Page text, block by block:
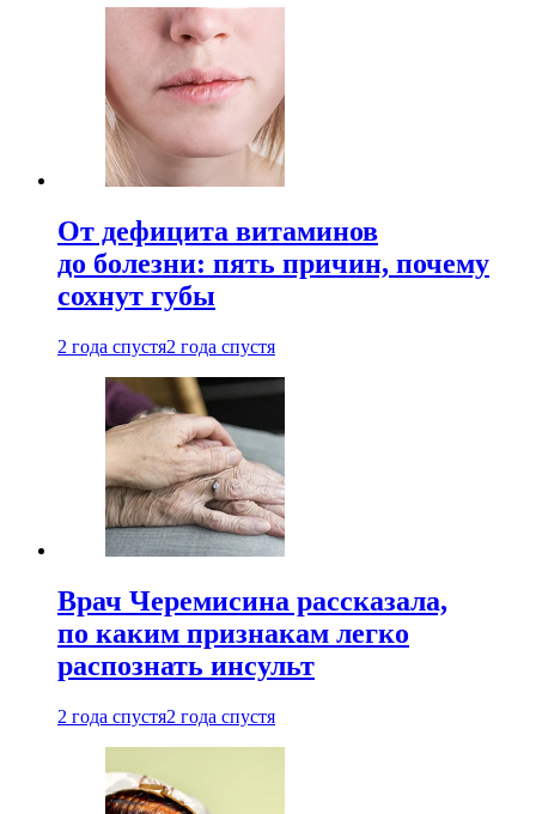
От дефицита витаминов
до болезни: пять причин, почему
сохнут губы
2 года спустя2 года спустя
Врач Черемисина рассказала,
по каким признакам легко
распознать инсульт
2 года спустя2 года спустя